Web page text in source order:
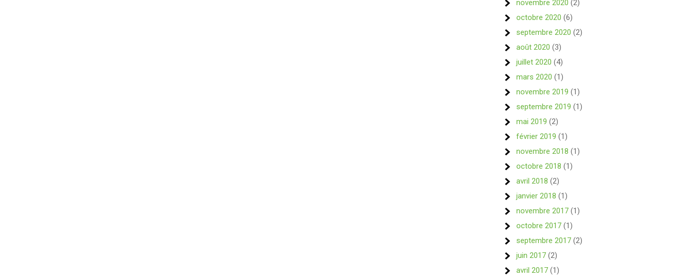
novembre 2020 (2)
octobre 2020 (6)
septembre 2020 (2)
août 2020 (3)
juillet 2020 (4)
mars 2020 (1)
novembre 2019 (1)
septembre 2019 (1)
mai 2019 (2)
février 2019 (1)
novembre 2018 (1)
octobre 2018 (1)
avril 2018 (2)
janvier 2018 (1)
novembre 2017 (1)
octobre 2017 (1)
septembre 2017 (2)
juin 2017 (2)
avril 2017 (1)